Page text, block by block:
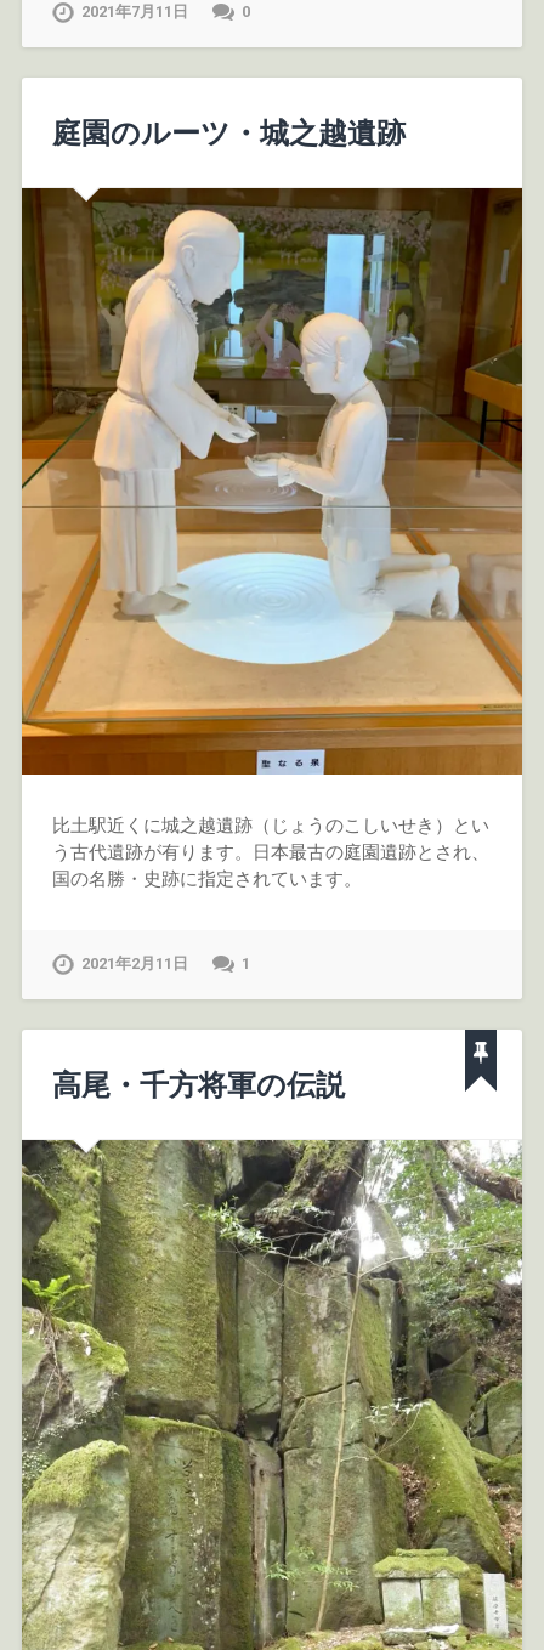
2021年7月11日 0
庭園のルーツ・城之越遺跡
比土駅近くに城之越遺跡（じょうのこしいせき）とい
う古代遺跡が有ります。日本最古の庭園遺跡とされ、
国の名勝・史跡に指定されています。
2021年2月11日 1
高尾・千方将軍の伝説